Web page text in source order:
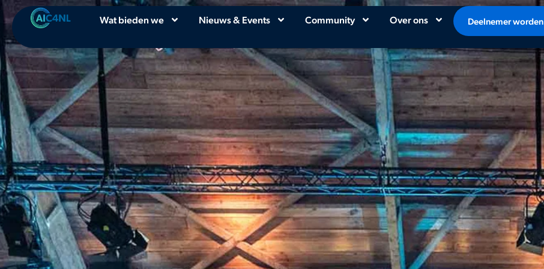
Wat bieden we Nieuws & Events Community Over ons Deelnemer worden